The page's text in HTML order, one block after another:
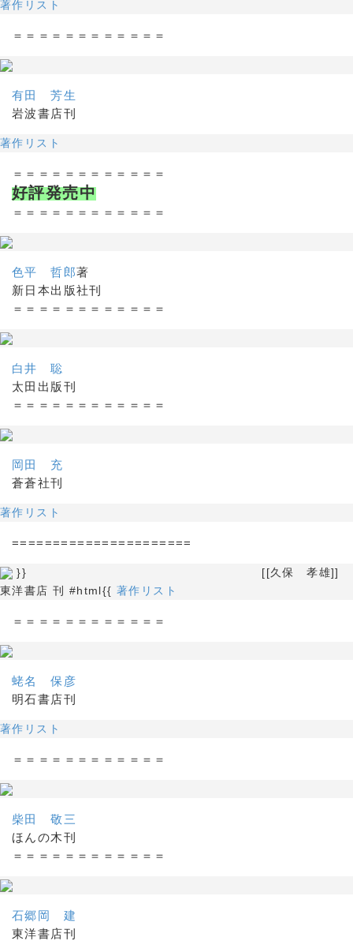
著作リスト
＝＝＝＝＝＝＝＝＝＝＝＝
有田 芳生
岩波書店刊
著作リスト
＝＝＝＝＝＝＝＝＝＝＝＝
好評発売中
＝＝＝＝＝＝＝＝＝＝＝＝
色平 哲郎著
新日本出版社刊
＝＝＝＝＝＝＝＝＝＝＝＝
白井 聡
太田出版刊
＝＝＝＝＝＝＝＝＝＝＝＝
岡田 充
蒼蒼社刊
著作リスト
======================
}} [[久保 孝雄]]
東洋書店 刊 #html{{ 著作リスト
＝＝＝＝＝＝＝＝＝＝＝＝
蛯名 保彦
明石書店刊
著作リスト
＝＝＝＝＝＝＝＝＝＝＝＝
柴田 敬三
ほんの木刊
＝＝＝＝＝＝＝＝＝＝＝＝
石郷岡 建
東洋書店刊